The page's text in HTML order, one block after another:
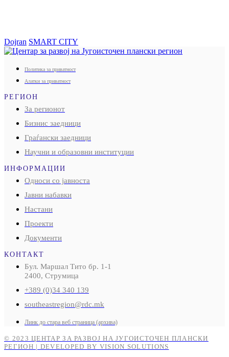
Dojran SMART CITY
Политика за приватност
Алатки за приватност
РЕГИОН
За регионот
Бизнис заедници
Граѓански заедници
Научни и образовни институции
ИНФОРМАЦИИ
Односи со јавноста
Јавни набавки
Настани
Проекти
Документи
КОНТАКТ
Бул. Маршал Тито бр. 1-1
2400, Струмица
+389 (0)34 340 139
southeastregion@rdc.mk
Линк до стара веб страница (архива)
© 2023 ЦЕНТАР ЗА РАЗВОЈ НА ЈУГОИСТОЧЕН ПЛАНСКИ
РЕГИОН | DEVELOPED BY VISION SOLUTIONS